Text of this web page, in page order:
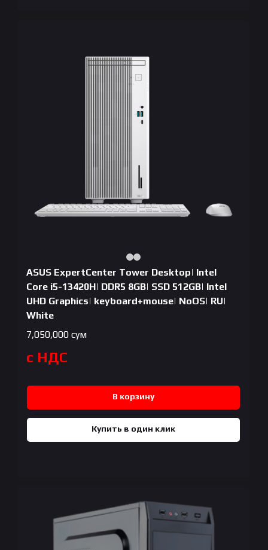
ASUS ExpertCenter Tower Desktop| Intel
Core i5-13420H| DDR5 8GB| SSD 512GB| Intel
UHD Graphics| keyboard+mouse| NoOS| RU|
White
7,050,000 сум
с НДС
В корзину
Купить в один клик